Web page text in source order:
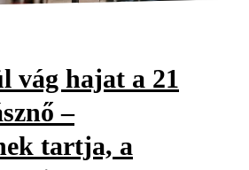
vág hajat a 21
–
tartja, a